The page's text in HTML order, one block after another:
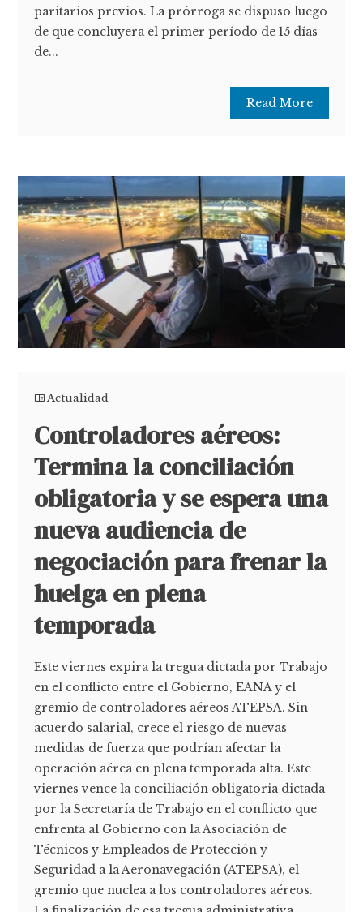
paritarios previos. La prórroga se dispuso luego
de que concluyera el primer período de 15 días
de...
Read More
Actualidad
Controladores aéreos:
Termina la conciliación
obligatoria y se espera una
nueva audiencia de
negociación para frenar la
huelga en plena
temporada
Este viernes expira la tregua dictada por Trabajo
en el conflicto entre el Gobierno, EANA y el
gremio de controladores aéreos ATEPSA. Sin
acuerdo salarial, crece el riesgo de nuevas
medidas de fuerza que podrían afectar la
operación aérea en plena temporada alta. Este
viernes vence la conciliación obligatoria dictada
por la Secretaría de Trabajo en el conflicto que
enfrenta al Gobierno con la Asociación de
Técnicos y Empleados de Protección y
Seguridad a la Aeronavegación (ATEPSA), el
gremio que nuclea a los controladores aéreos.